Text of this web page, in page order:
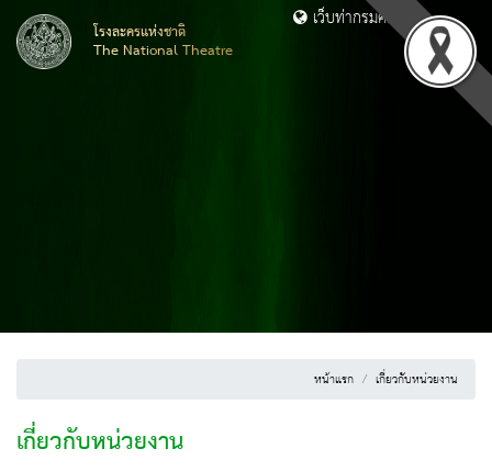
โรงละครแห่งชาติ
The National Theatre
เว็บท่ากรมศิลปากร
หน้าแรก เกี่ยวกับหน่วยงาน
เกี่ยวกับหน่วยงาน